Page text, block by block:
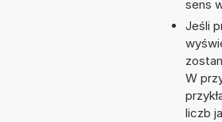
sens
Jeśli
W
liczb